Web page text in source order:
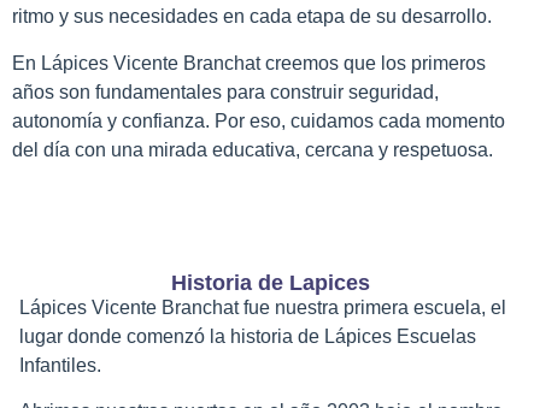
ritmo y sus necesidades en cada etapa de su desarrollo.
En Lápices Vicente Branchat creemos que los primeros
años son fundamentales para construir seguridad,
autonomía y confianza. Por eso, cuidamos cada momento
del día con una mirada educativa, cercana y respetuosa.
Historia de Lapices
Lápices Vicente Branchat fue nuestra primera escuela, el
lugar donde comenzó la historia de Lápices Escuelas
Infantiles.